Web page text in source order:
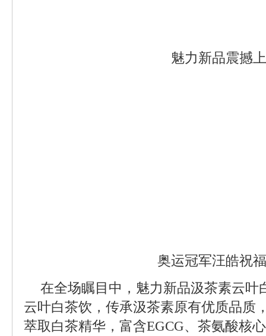
魅力新品震撼
奥运冠军汪皓祝
在全场瞩目中，魅力新品汲茶素云叶
云叶白茶饮，传承汲茶素原有优质品质
萃取白茶精华，富含EGCG、茶氨酸核